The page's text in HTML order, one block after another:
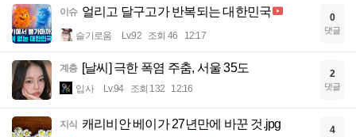
이슈 얼리고 달구고가 반복되는 대한민국
슬기로움 Lv.92 조회 46 12:17
0
댓글
계층 [날씨] 극한 폭염 주춤, 서울 35도
입사 Lv.94 조회 132 12:16
2
댓글
지식 캐리비안 베이가 27년만에 바꾼 것.jpg 4